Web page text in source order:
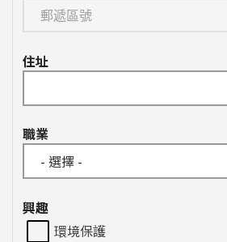
住址
職業
興趣
環境保護